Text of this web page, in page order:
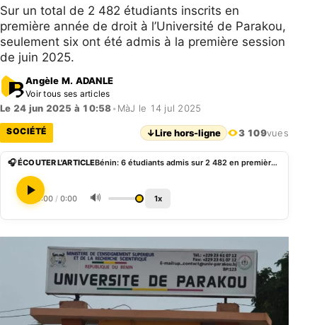
Sur un total de 2 482 étudiants inscrits en
première année de droit à l’Université de Parakou,
seulement six ont été admis à la première session
de juin 2025.
Angèle M. ADANLE
Voir tous ses articles
Le 24 jun 2025 à 10:58• MàJ le 14 jul 2025
SOCIÉTÉ ↓Lire hors-ligne 3 109vues
🎧 ÉCOUTER L'ARTICLE Bénin: 6 étudiants admis sur 2 482 en première année de droit à l’Université de Parakou
0:00 / 0:00 🔊 1x